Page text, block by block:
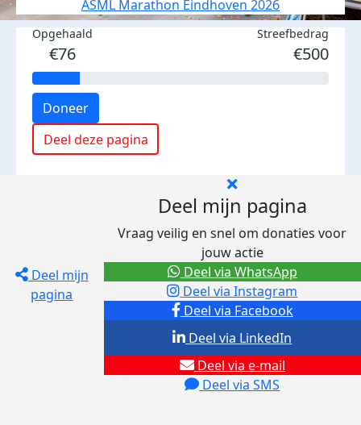
ASML Marathon Eindhoven 2026
Opgehaald
€76
Streefbedrag
€500
Doneer
Deel deze pagina
Deel mijn
pagina
Deel mijn pagina
Vraag veilig en snel om donaties voor
jouw actie
Deel via Facebook
Deel via Instagram
Deel via e-mail
Deel via SMS
Deel via LinkedIn
Deel via WhatsApp